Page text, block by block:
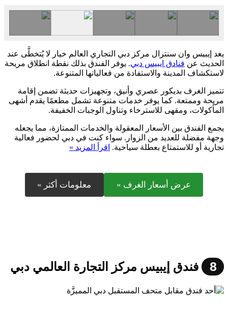
يعد إيبيس وان سنترال مركز دبي التجاري العالم خيار لا يُتخطَّى عند
الحديث عن فنادق ايبيس دبي. يوفر الفندق بذلك نقطة انطلاق مريحة
لاستكشاف المدينة والاستفادة من فعالياتها المتنوعة.
تتميز الغرف بديكور عصري وأنيق، وتجهيزات حديثة تضمن إقامة
مريحة وممتعة. كما يوفر خدمات متنوعة تشمل مطعمًا يقدم أشهى
المأكولات، ومقهى للاسترخاء وتناول الوجبات الخفيفة.
يجمع الفندق بين الأسعار المعقولة والخدمات الممتازة، مما يجعله
وجهة مفضلة للعديد من الزوار. سواء كنت في دبي لحضور فعالية
تجارية أو للاستمتاع بعطلة سياحية. اقرأ المزيد »
عرض أسعار الغرف » معلومات أكثر »
8 فندق إيبيس مركز التجارة العالمي دبي